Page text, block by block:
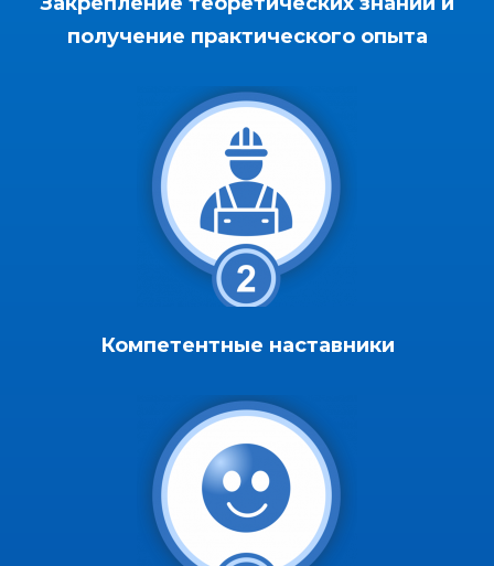
получение практического опыта
Компетентные наставники